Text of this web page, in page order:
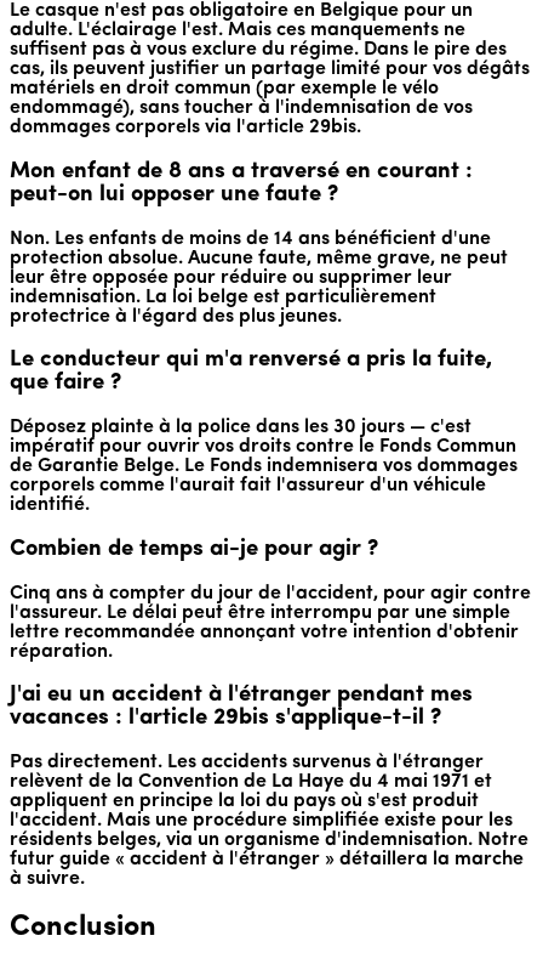
Le casque n'est pas obligatoire en Belgique pour un
adulte. L'éclairage l'est. Mais ces manquements ne
suffisent pas à vous exclure du régime. Dans le pire des
cas, ils peuvent justifier un partage limité pour vos dégâts
matériels en droit commun (par exemple le vélo
endommagé), sans toucher à l'indemnisation de vos
dommages corporels via l'article 29bis.
Mon enfant de 8 ans a traversé en courant :
peut-on lui opposer une faute ?
Non. Les enfants de moins de 14 ans bénéficient d'une
protection absolue. Aucune faute, même grave, ne peut
leur être opposée pour réduire ou supprimer leur
indemnisation. La loi belge est particulièrement
protectrice à l'égard des plus jeunes.
Le conducteur qui m'a renversé a pris la fuite,
que faire ?
Déposez plainte à la police dans les 30 jours — c'est
impératif pour ouvrir vos droits contre le Fonds Commun
de Garantie Belge. Le Fonds indemnisera vos dommages
corporels comme l'aurait fait l'assureur d'un véhicule
identifié.
Combien de temps ai-je pour agir ?
Cinq ans à compter du jour de l'accident, pour agir contre
l'assureur. Le délai peut être interrompu par une simple
lettre recommandée annonçant votre intention d'obtenir
réparation.
J'ai eu un accident à l'étranger pendant mes
vacances : l'article 29bis s'applique-t-il ?
Pas directement. Les accidents survenus à l'étranger
relèvent de la Convention de La Haye du 4 mai 1971 et
appliquent en principe la loi du pays où s'est produit
l'accident. Mais une procédure simplifiée existe pour les
résidents belges, via un organisme d'indemnisation. Notre
futur guide « accident à l'étranger » détaillera la marche
à suivre.
Conclusion